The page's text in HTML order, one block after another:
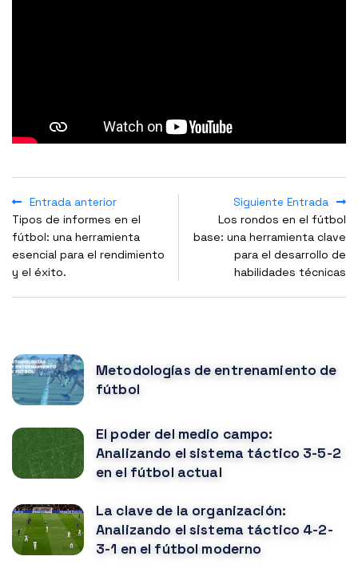
Entrada anterior
Tipos de informes en el
fútbol: una herramienta
esencial para el rendimiento
y el éxito.
Siguiente Entrada
Los rondos en el fútbol
base: una herramienta clave
para el desarrollo de
habilidades técnicas
Metodologías de entrenamiento de
fútbol
El poder del medio campo:
Analizando el sistema táctico 3-5-2
en el fútbol actual
La clave de la organización:
Analizando el sistema táctico 4-2-
3-1 en el fútbol moderno